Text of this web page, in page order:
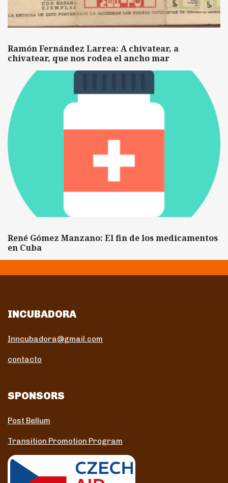
Ramón Fernández Larrea: A chivatear, a
chivatear, que nos rodea el ancho mar
René Gómez Manzano: El fin de los medicamentos
en Cuba
INCUBADORA
Inncubadora@gmail.com
contacto
SPONSORS
Post Bellum
Transition Promotion Program